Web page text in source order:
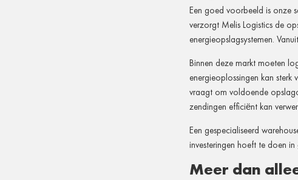
Een goed voorbeeld is onze
verzorgt Melis Logistics de
energieopslagsystemen.
Binnen deze markt moeten
energieoplossingen kan
vraagt om voldoende
zendingen efficiënt kan
Een gespecialiseerd
investeringen hoeft te doen
Meer dan